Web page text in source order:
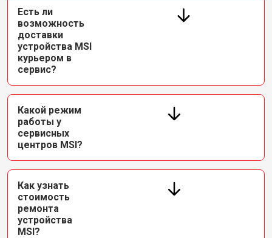
Есть ли
возможность
доставки
устройства MSI
курьером в
сервис?
Какой режим
работы у
сервисных
центров MSI?
Как узнать
стоимость
ремонта
устройства
MSI?